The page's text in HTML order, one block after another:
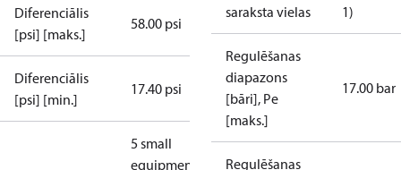
Diferenciālis
[psi] [maks.]
58.00 psi
Diferenciālis
[psi] [min.]
17.40 psi
5 small
equipment
saraksta vielas
1)
Regulēšanas
diapazons
[bāri], Pe
[maks.]
17.00 bar
Regulēšanas